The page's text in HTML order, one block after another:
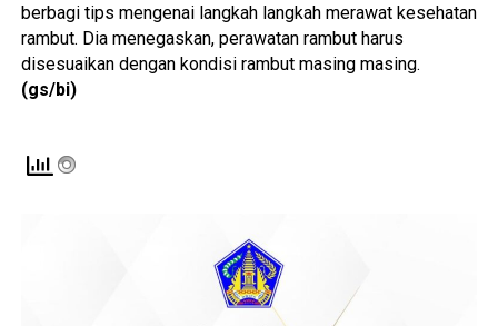
berbagi tips mengenai langkah langkah merawat kesehatan
rambut. Dia menegaskan, perawatan rambut harus
disesuaikan dengan kondisi rambut masing masing.
(gs/bi)